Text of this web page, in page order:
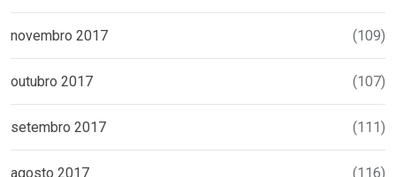
novembro 2017 (109)
outubro 2017 (107)
setembro 2017 (111)
agosto 2017 (116)